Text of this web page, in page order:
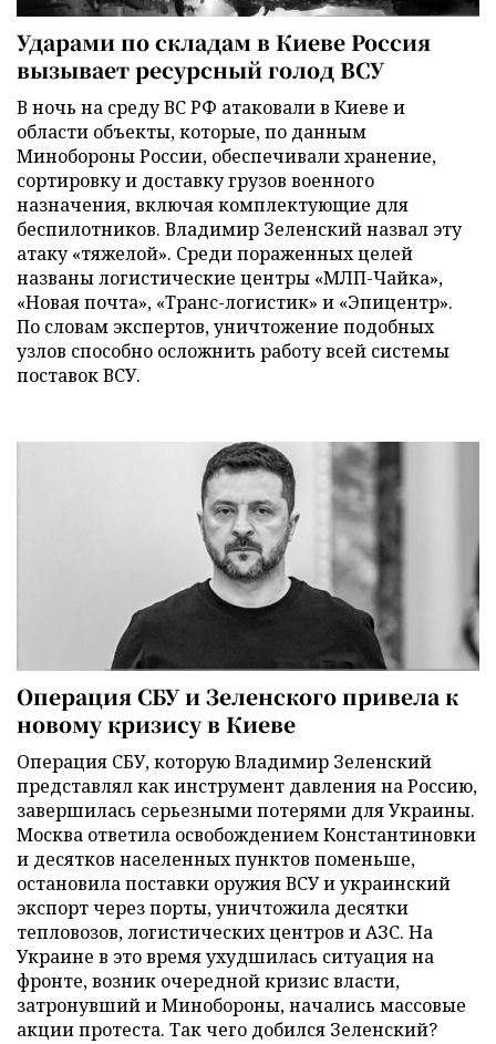
Ударами по складам в Киеве Россия
вызывает ресурсный голод ВСУ
В ночь на среду ВС РФ атаковали в Киеве и
области объекты, которые, по данным
Минобороны России, обеспечивали хранение,
сортировку и доставку грузов военного
назначения, включая комплектующие для
беспилотников. Владимир Зеленский назвал эту
атаку «тяжелой». Среди пораженных целей
названы логистические центры «МЛП-Чайка»,
«Новая почта», «Транс-логистик» и «Эпицентр».
По словам экспертов, уничтожение подобных
узлов способно осложнить работу всей системы
поставок ВСУ.
Операция СБУ и Зеленского привела к
новому кризису в Киеве
Операция СБУ, которую Владимир Зеленский
представлял как инструмент давления на Россию,
завершилась серьезными потерями для Украины.
Москва ответила освобождением Константиновки
и десятков населенных пунктов поменьше,
остановила поставки оружия ВСУ и украинский
экспорт через порты, уничтожила десятки
тепловозов, логистических центров и АЗС. На
Украине в это время ухудшилась ситуация на
фронте, возник очередной кризис власти,
затронувший и Минобороны, начались массовые
акции протеста. Так чего добился Зеленский?